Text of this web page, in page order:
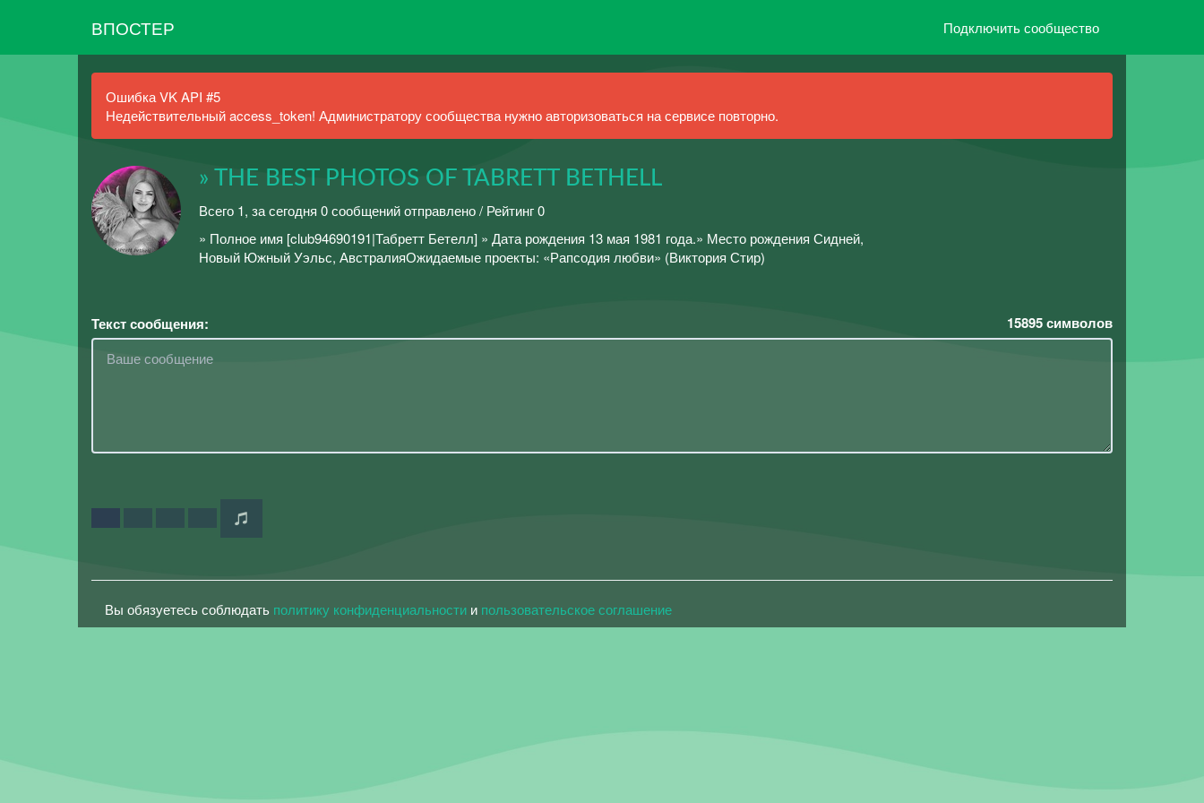
ВПОСТЕР Подключить сообщество
Ошибка VK API #5
Недействительный access_token! Администратору сообщества нужно авторизоваться на сервисе повторно.
» THE BEST PHOTOS OF TABRETT BETHELL
Всего 1, за сегодня 0 сообщений отправлено / Рейтинг 0
» Полное имя [club94690191|Табретт Бетелл] » Дата рождения 13 мая 1981 года.» Место рождения Сидней,
Новый Южный Уэльс, АвстралияОжидаемые проекты: «Рапсодия любви» (Виктория Стир)
Текст сообщения: 15895символов
Вы обязуетесь соблюдать политику конфиденциальности и пользовательское соглашение